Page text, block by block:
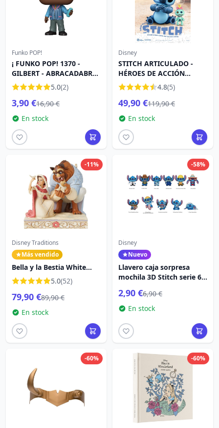
Funko POP!
¡ FUNKO POP! 1370 -
GILBERT - ABRACADABRA
2
5.0(2)
3,90 €16,90 €
En stock
Disney
STITCH ARTICULADO -
HÉROES DE ACCIÓN
DINÁMICA DE DISNEY
4.8(5)
49,90 €119,90 €
En stock
-11%
Disney Traditions
Más vendido
Bella y la Bestia White
Woodland - DISNEY
TRADITIONS
5.0(52)
79,90 €89,90 €
En stock
-58%
Disney
Nuevo
Llavero caja sorpresa
mochila 3D Stitch serie 6 -
2,90 €6,90 €
En stock
-60% -60%